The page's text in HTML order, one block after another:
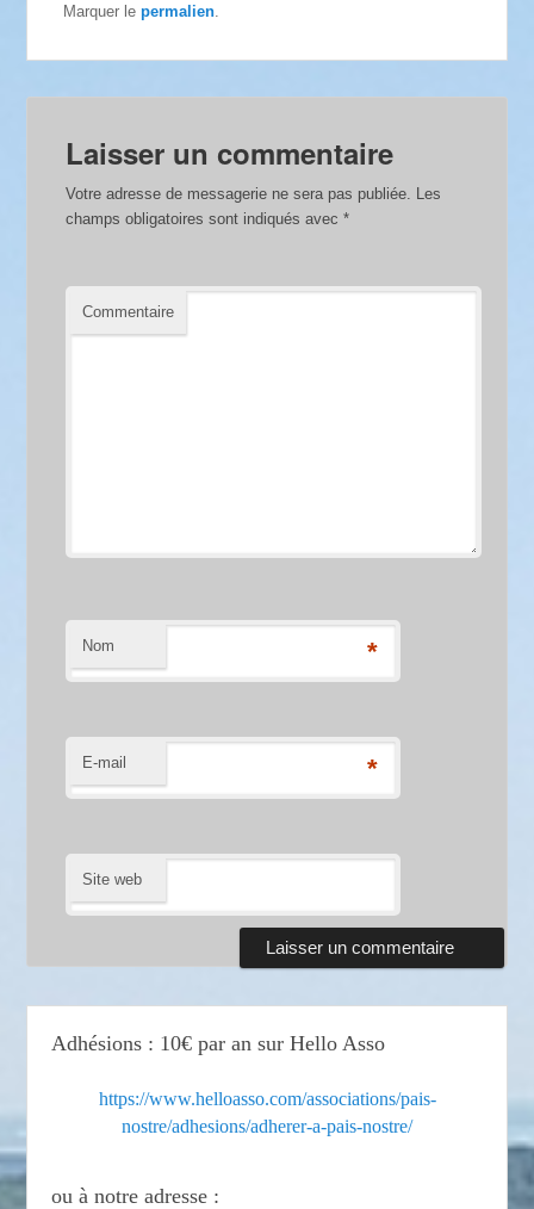
Marquer lepermalien
Laisser un commentaire
Votre adresse de messagerie ne sera pas publiée. Les
champs obligatoires sont indiqués avec*
Commentaire
Nom *
E-mail *
Site web
Adhésions : 10€ par an sur Hello Asso
https://www.helloasso.com/associations/pais-
nostre/adhesions/adherer-a-pais-nostre/
ou à notre adresse :